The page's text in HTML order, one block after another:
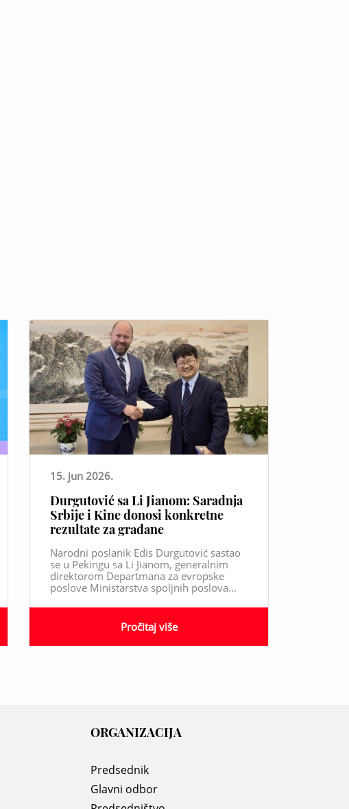
15. jun 2026.
Durgutović sa Li Jianom: Saradnja
Srbije i Kine donosi konkretne
rezultate za građane
Narodni poslanik Edis Durgutović sastao
se u Pekingu sa Li Jianom, generalnim
direktorom Departmana za evropske
poslove Ministarstva spoljnih poslova...
Pročitaj više
ORGANIZACIJA
Predsednik
Glavni odbor